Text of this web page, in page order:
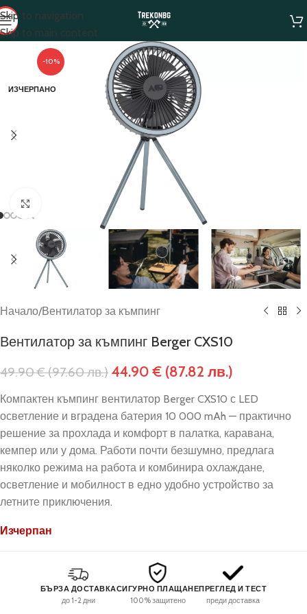
Skip to navigation
Skip to main content
-10%
ИЗЧЕРПАНО
Click to enlarge
Начало/Вентилатор за къмпинг
Вентилатор за къмпинг Berger CXS10
49.90€(97.60 лв.) 44.90€ (87.82 лв.)
Компактен къмпинг вентилатор Berger CXS10 с LED
осветление и вградена батерия 10 000 mAh — практично
решение за прохлада и комфорт в палатка, каравана,
кемпер или у дома. Работи почти безшумно, предлага
няколко режима на работа и комбинира охлаждане,
осветление и мобилност в едно удобно устройство за
летните приключения.
Изчерпан
БЪРЗА ДОСТАВКА
до 1-2 дни
СИГУРНО ПЛАЩАНЕ
100% защитено
ПРЕГЛЕД И ТЕСТ
преди доставка